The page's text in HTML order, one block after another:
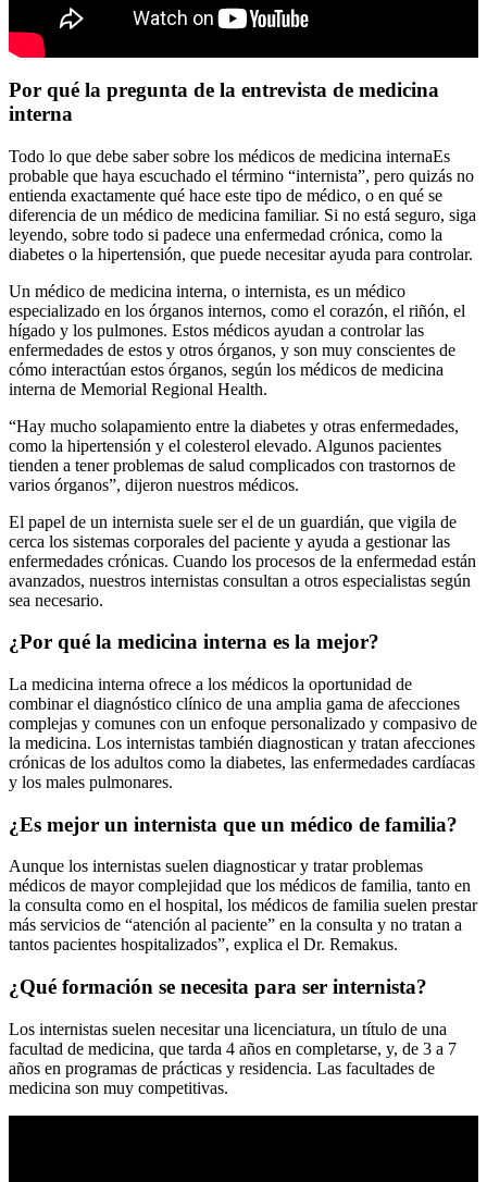
Por qué la pregunta de la entrevista de medicina
interna
Todo lo que debe saber sobre los médicos de medicina internaEs
probable que haya escuchado el término “internista”, pero quizás no
entienda exactamente qué hace este tipo de médico, o en qué se
diferencia de un médico de medicina familiar. Si no está seguro, siga
leyendo, sobre todo si padece una enfermedad crónica, como la
diabetes o la hipertensión, que puede necesitar ayuda para controlar.
Un médico de medicina interna, o internista, es un médico
especializado en los órganos internos, como el corazón, el riñón, el
hígado y los pulmones. Estos médicos ayudan a controlar las
enfermedades de estos y otros órganos, y son muy conscientes de
cómo interactúan estos órganos, según los médicos de medicina
interna de Memorial Regional Health.
“Hay mucho solapamiento entre la diabetes y otras enfermedades,
como la hipertensión y el colesterol elevado. Algunos pacientes
tienden a tener problemas de salud complicados con trastornos de
varios órganos”, dijeron nuestros médicos.
El papel de un internista suele ser el de un guardián, que vigila de
cerca los sistemas corporales del paciente y ayuda a gestionar las
enfermedades crónicas. Cuando los procesos de la enfermedad están
avanzados, nuestros internistas consultan a otros especialistas según
sea necesario.
¿Por qué la medicina interna es la mejor?
La medicina interna ofrece a los médicos la oportunidad de
combinar el diagnóstico clínico de una amplia gama de afecciones
complejas y comunes con un enfoque personalizado y compasivo de
la medicina. Los internistas también diagnostican y tratan afecciones
crónicas de los adultos como la diabetes, las enfermedades cardíacas
y los males pulmonares.
¿Es mejor un internista que un médico de familia?
Aunque los internistas suelen diagnosticar y tratar problemas
médicos de mayor complejidad que los médicos de familia, tanto en
la consulta como en el hospital, los médicos de familia suelen prestar
más servicios de “atención al paciente” en la consulta y no tratan a
tantos pacientes hospitalizados”, explica el Dr. Remakus.
¿Qué formación se necesita para ser internista?
Los internistas suelen necesitar una licenciatura, un título de una
facultad de medicina, que tarda 4 años en completarse, y, de 3 a 7
años en programas de prácticas y residencia. Las facultades de
medicina son muy competitivas.